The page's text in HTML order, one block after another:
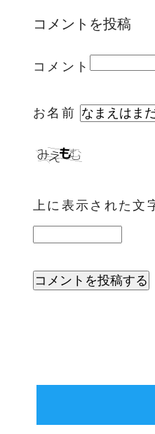
コメントを投稿
コメント
お名前
上に表示された文